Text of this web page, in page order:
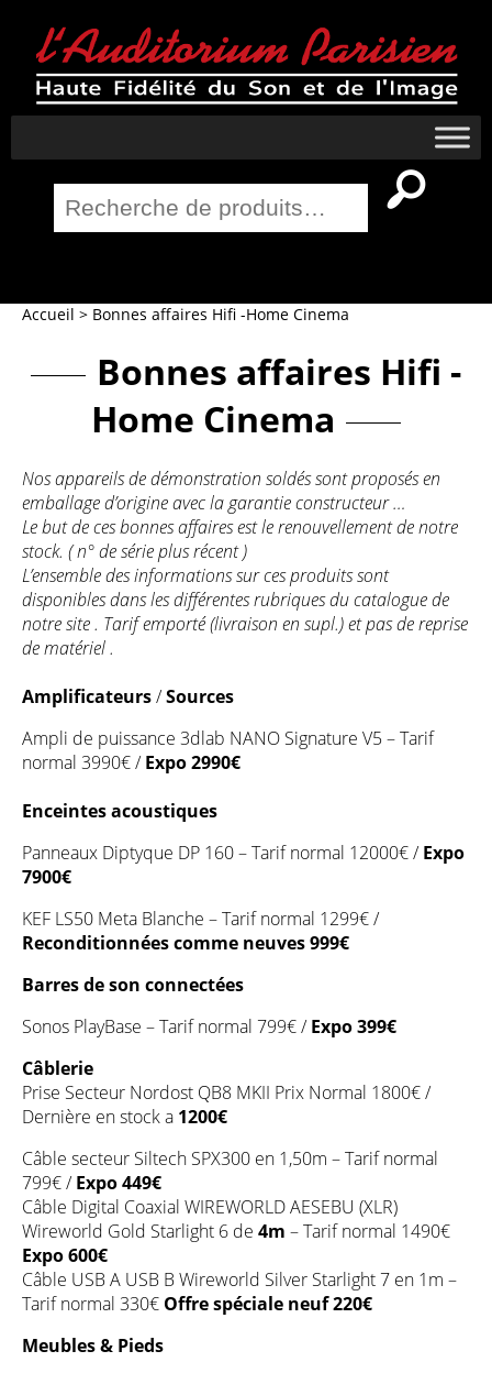
pour :
Accueil > Bonnes affaires Hifi -Home Cinema
Bonnes affaires Hifi -
Home Cinema
Nos appareils de démonstration soldés sont proposés en
emballage d’origine avec la garantie constructeur …
Le but de ces bonnes affaires est le renouvellement de notre
stock. ( n° de série plus récent )
L’ensemble des informations sur ces produits sont
disponibles dans les différentes rubriques du catalogue de
notre site . Tarif emporté (livraison en supl.) et pas de reprise
de matériel .
Amplificateurs/Sources
Ampli de puissance 3dlab NANO Signature V5 – Tarif
normal 3990€ /Expo 2990€
Enceintes acoustiques
Panneaux Diptyque DP 160 – Tarif normal 12000€ /Expo
7900€
KEF LS50 Meta Blanche – Tarif normal 1299€ /
Reconditionnées comme neuves 999€
Barres de son connectées
Sonos PlayBase – Tarif normal 799€ /Expo 399€
Câblerie
Prise Secteur Nordost QB8 MKII Prix Normal 1800€ /
Dernière en stock a 1200€
Câble secteur Siltech SPX300 en 1,50m – Tarif normal
799€ /Expo 449€
Câble Digital Coaxial WIREWORLD AESEBU (XLR)
Wireworld Gold Starlight 6 de 4m – Tarif normal 1490€
Expo 600€
Câble USB A USB B Wireworld Silver Starlight 7 en 1m –
Tarif normal 330€ Offre spéciale neuf 220€
Meubles & Pieds